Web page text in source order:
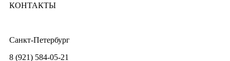
КОНТАКТЫ
Санкт-Петербург
8 (921) 584-05-21